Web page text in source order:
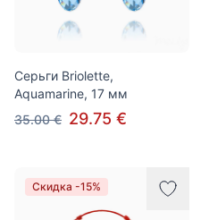
Серьги Briolette,
Aquamarine, 17 мм
35.00 € 29.75 €
Скидка -15%